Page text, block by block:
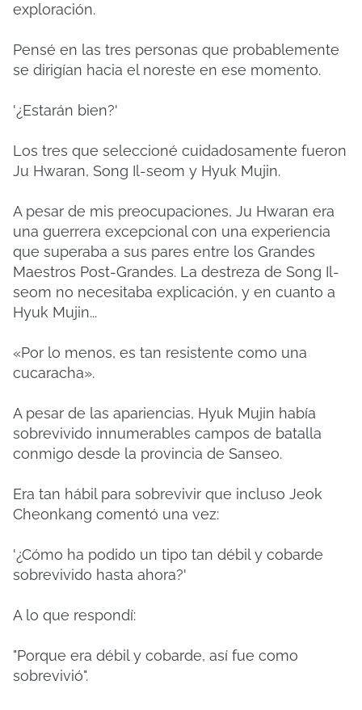
exploración.
Pensé en las tres personas que probablemente
se dirigían hacia el noreste en ese momento.
'¿Estarán bien?'
Los tres que seleccioné cuidadosamente fueron
Ju Hwaran, Song Il-seom y Hyuk Mujin.
A pesar de mis preocupaciones, Ju Hwaran era
una guerrera excepcional con una experiencia
que superaba a sus pares entre los Grandes
Maestros Post-Grandes. La destreza de Song Il-
seom no necesitaba explicación, y en cuanto a
Hyuk Mujin...
«Por lo menos, es tan resistente como una
cucaracha».
A pesar de las apariencias, Hyuk Mujin había
sobrevivido innumerables campos de batalla
conmigo desde la provincia de Sanseo.
Era tan hábil para sobrevivir que incluso Jeok
Cheonkang comentó una vez:
'¿Cómo ha podido un tipo tan débil y cobarde
sobrevivido hasta ahora?'
A lo que respondí:
"Porque era débil y cobarde, así fue como
sobrevivió".